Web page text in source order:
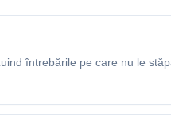
întrebările pe care nu le